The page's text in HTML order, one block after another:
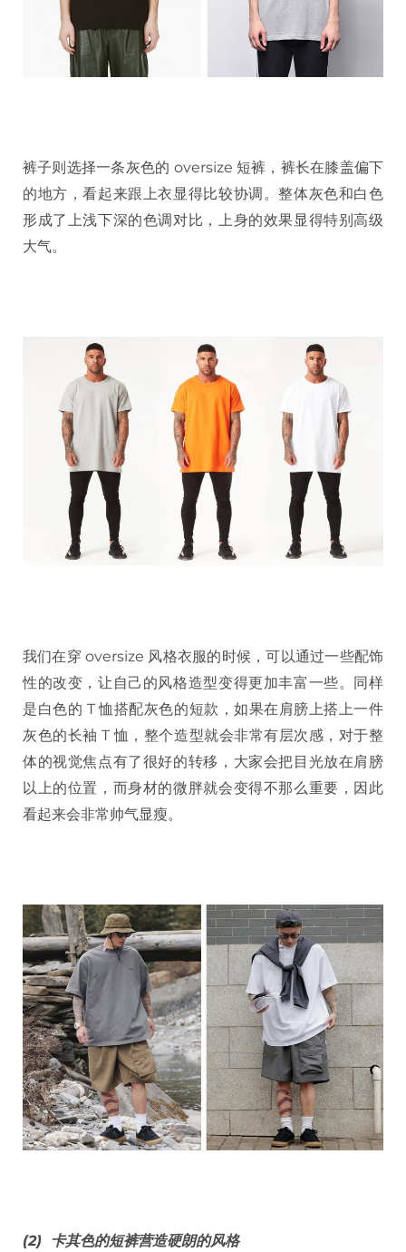
裤子则选择一条灰色的 oversize 短裤，裤长在膝盖偏下
的地方，看起来跟上衣显得比较协调。整体灰色和白色
形成了上浅下深的色调对比，上身的效果显得特别高级
大气。
我们在穿 oversize 风格衣服的时候，可以通过一些配饰
性的改变，让自己的风格造型变得更加丰富一些。同样
是白色的 T 恤搭配灰色的短款，如果在肩膀上搭上一件
灰色的长袖 T 恤，整个造型就会非常有层次感，对于整
体的视觉焦点有了很好的转移，大家会把目光放在肩膀
以上的位置，而身材的微胖就会变得不那么重要，因此
看起来会非常帅气显瘦。
(2) 卡其色的短裤营造硬朗的风格